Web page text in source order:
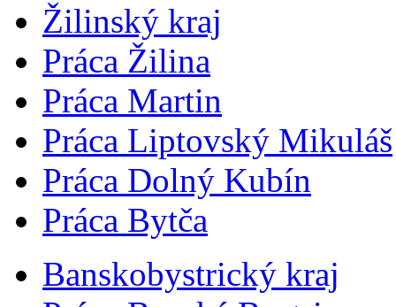
Žilinský kraj
Práca Žilina
Práca Martin
Práca Liptovský Mikuláš
Práca Dolný Kubín
Práca Bytča
Banskobystrický kraj